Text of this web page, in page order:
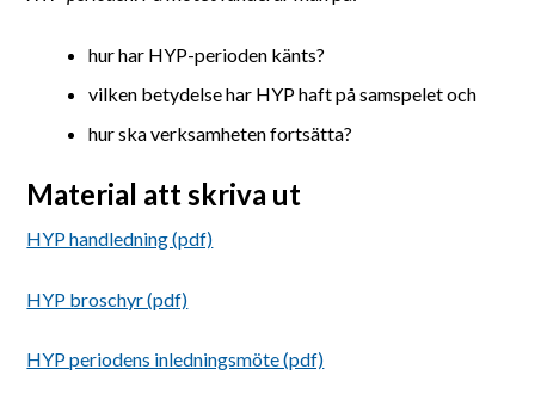
hur har HYP-perioden känts?
vilken betydelse har HYP haft på samspelet och
hur ska verksamheten fortsätta?
Material att skriva ut
HYP handledning (pdf)
HYP broschyr (pdf)
HYP periodens inledningsmöte (pdf)